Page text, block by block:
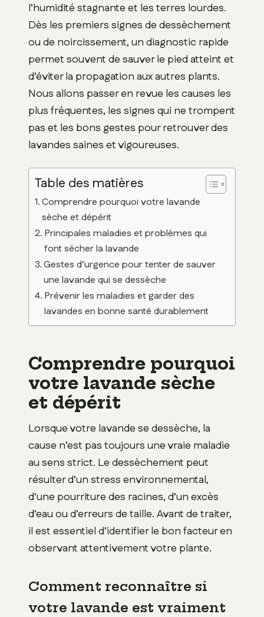
l’humidité stagnante et les terres lourdes.
Dès les premiers signes de dessèchement
ou de noircissement, un diagnostic rapide
permet souvent de sauver le pied atteint et
d’éviter la propagation aux autres plants.
Nous allons passer en revue les causes les
plus fréquentes, les signes qui ne trompent
pas et les bons gestes pour retrouver des
lavandes saines et vigoureuses.
Table des matières
Comprendre pourquoi votre lavande
sèche et dépérit
Principales maladies et problèmes qui
font sécher la lavande
Gestes d’urgence pour tenter de sauver
une lavande qui se dessèche
Prévenir les maladies et garder des
lavandes en bonne santé durablement
Comprendre pourquoi
votre lavande sèche
et dépérit
Lorsque votre lavande se dessèche, la
cause n’est pas toujours une vraie maladie
au sens strict. Le dessèchement peut
résulter d’un stress environnemental,
d’une pourriture des racines, d’un excès
d’eau ou d’erreurs de taille. Avant de traiter,
il est essentiel d’identifier le bon facteur en
observant attentivement votre plante.
Comment reconnaître si
votre lavande est vraiment